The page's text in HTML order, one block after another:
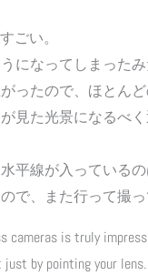
ごい。
になってしまった
ったので、ほとん
見た光景になるべ
平線が入っている
で、また行って撮っ
cameras is truly
by pointing your